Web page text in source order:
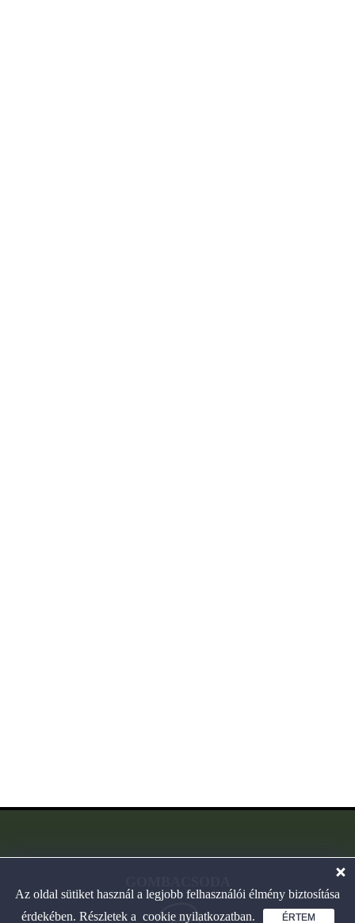
Az oldal sütiket használ a legjobb felhasználói élmény biztosítása
érdekében. Részletek a cookie nyilatkozatban. ÉRTEM